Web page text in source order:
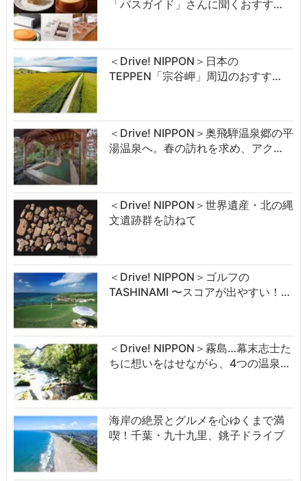
「バスガイド」さんに聞くおすす…
＜Drive! NIPPON＞日本の
TEPPEN「宗谷岬」周辺のおすす…
＜Drive! NIPPON＞奥飛騨温泉郷の平
湯温泉へ。春の訪れを求め、アク…
＜Drive! NIPPON＞世界遺産・北の縄
文遺跡群を訪ねて
＜Drive! NIPPON＞ゴルフの
TASHINAMI 〜スコアが出やすい！…
＜Drive! NIPPON＞霧島…幕末志士た
ちに想いをはせながら、4つの温泉…
海岸の絶景とグルメを心ゆくまで満
喫！千葉・九十九里、銚子ドライブ